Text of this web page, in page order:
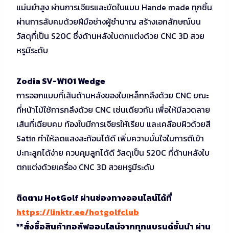
แม่นยำสูง ผ่านการเจียรและขัดใบแบบ Hande made ทุกชิ้น
ผ่านการลับคมด้วยฝีมือช่างผู้ชำนาญ สร้างเอกลักษณ์บน
วัสดุที่เป็น S20C ซึ่งด้านหลังใบตกแต่งด้วย CNC 3D สวย
หรูมีระดับ
Zodia SV-W101 Wedge
การออกแบบที่เส้นด้านหลังของใบเหล็กกลึงด้วย CNC ขณะ
ที่หน้าไม้ใช้การกลึงด้วย CNC เช่นเดียวกัน เพื่อให้มีลวดลาย
เส้นที่เฉียบคม ท้องใบมีการเจียรให้เรียบ และเคลือบผิวด้วยสี
Satin ทำให้ลดแสงสะท้อนได้ดี เพิ่มความมั่นใจในการตีเข้า
ปะทะลูกได้ง่าย ควบคุมลูกได้ดี วัสดุเป็น S20C ที่ด้านหลังใบ
ตกแต่งด้วยเครื่อง CNC 3D สวยหรูมีระดับ
ติดตาม HotGolf ผ่านช่องทางออนไลน์ได้ที่
https://linktr.ee/hotgolfclub
**สั่งซื้อสินค้ากอล์ฟออนไลน์จากทุกแบรนด์ชั้นนำ ผ่าน